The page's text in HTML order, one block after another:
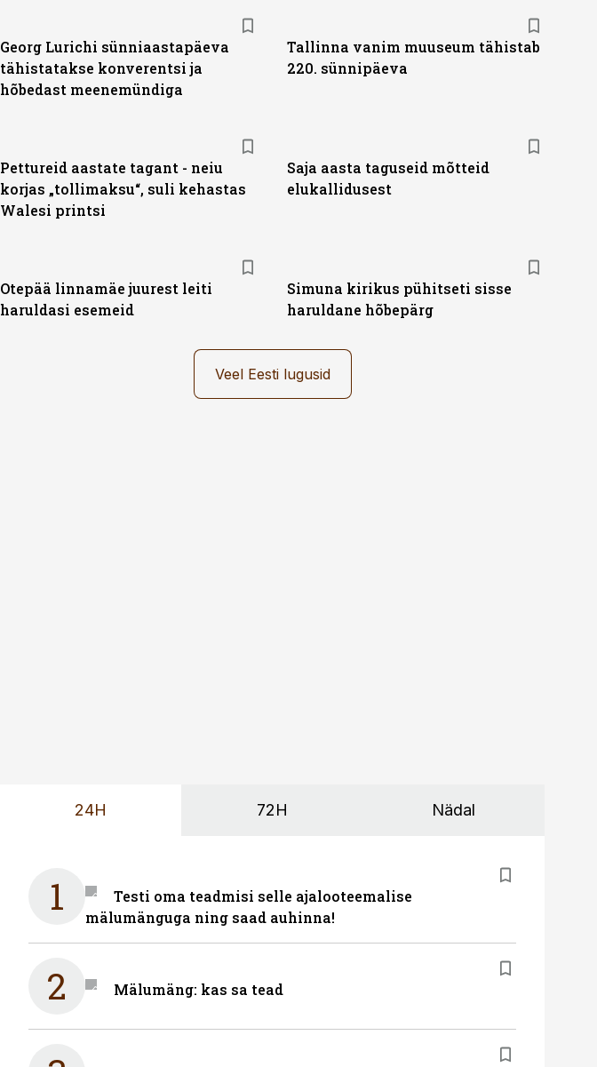
Georg Lurichi sünniaastapäeva
tähistatakse konverentsi ja
hõbedast meenemündiga
Tallinna vanim muuseum tähistab
220. sünnipäeva
Pettureid aastate tagant - neiu
korjas „tollimaksu“, suli kehastas
Walesi printsi
Saja aasta taguseid mõtteid
elukallidusest
Otepää linnamäe juurest leiti
haruldasi esemeid
Simuna kirikus pühitseti sisse
haruldane hõbepärg
Veel Eesti lugusid
24H 72H Nädal
1
Testi oma teadmisi selle ajalooteemalise
mälumänguga ning saad auhinna!
2 Mälumäng: kas sa tead